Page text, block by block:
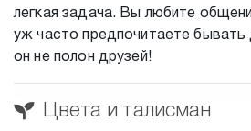
легкая задача. Вы любите
уж часто предпочитаете бывать
он не полон друзей!
Цвета и талисман